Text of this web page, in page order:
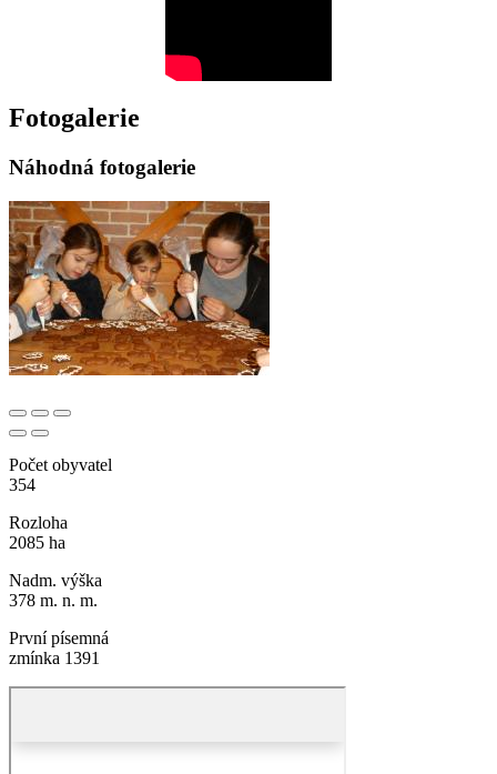
Fotogalerie
Náhodná fotogalerie
Počet obyvatel
354
Rozloha
2085 ha
Nadm. výška
378 m. n. m.
První písemná
zmínka 1391